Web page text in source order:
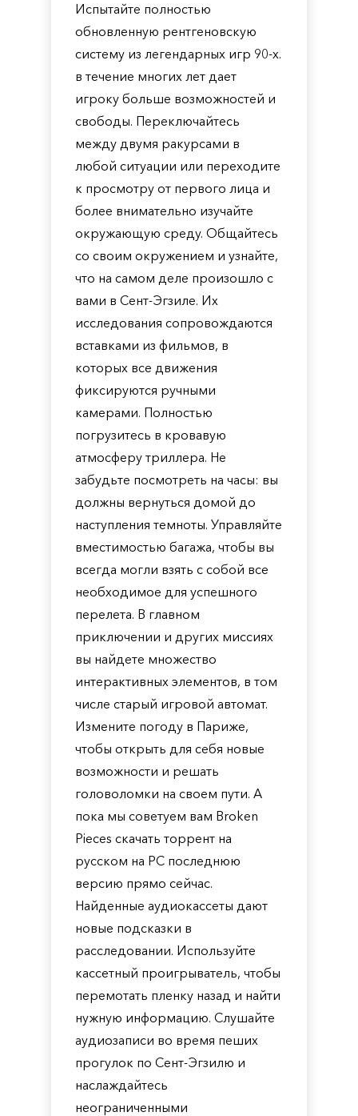
Испытайте полностью
обновленную рентгеновскую
систему из легендарных игр 90-х.
в течение многих лет дает
игроку больше возможностей и
свободы. Переключайтесь
между двумя ракурсами в
любой ситуации или переходите
к просмотру от первого лица и
более внимательно изучайте
окружающую среду. Общайтесь
со своим окружением и узнайте,
что на самом деле произошло с
вами в Сент-Эгзиле. Их
исследования сопровождаются
вставками из фильмов, в
которых все движения
фиксируются ручными
камерами. Полностью
погрузитесь в кровавую
атмосферу триллера. Не
забудьте посмотреть на часы: вы
должны вернуться домой до
наступления темноты. Управляйте
вместимостью багажа, чтобы вы
всегда могли взять с собой все
необходимое для успешного
перелета. В главном
приключении и других миссиях
вы найдете множество
интерактивных элементов, в том
числе старый игровой автомат.
Измените погоду в Париже,
чтобы открыть для себя новые
возможности и решать
головоломки на своем пути. А
пока мы советуем вам Broken
Pieces скачать торрент на
русском на PC последнюю
версию прямо сейчас.
Найденные аудиокассеты дают
новые подсказки в
расследовании. Используйте
кассетный проигрыватель, чтобы
перемотать пленку назад и найти
нужную информацию. Слушайте
аудиозаписи во время пеших
прогулок по Сент-Эгзилю и
наслаждайтесь
неограниченными